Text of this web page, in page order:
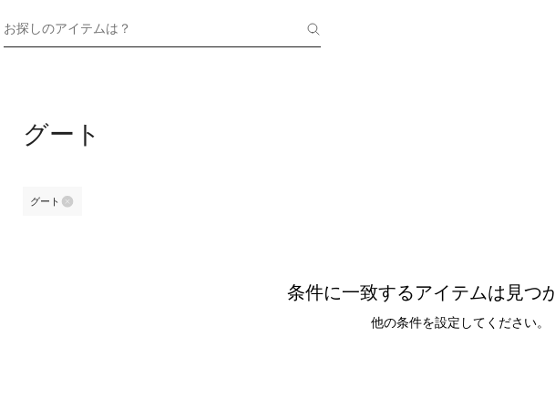
お探しのアイテムは？
グート
グート
条件に一致するアイテムは見つ
他の条件を設定してください。